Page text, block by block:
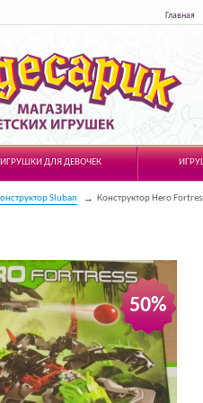
Главная
ИГРУШКИ ДЛЯ ДЕВОЧЕК
Sluban Конструктор Hero
50%